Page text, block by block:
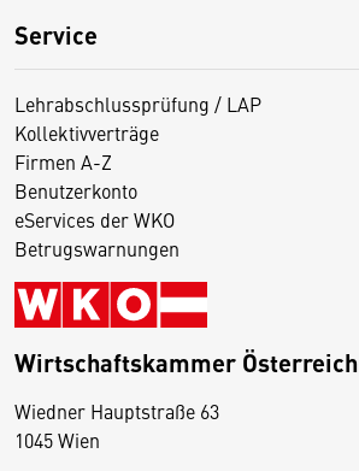
Service
Lehrabschlussprüfung / LAP
Kollektivverträge
Firmen A-Z
Benutzerkonto
eServices der WKO
Betrugswarnungen
Wirtschaftskammer Österreich
Wiedner Hauptstraße 63
1045 Wien
D